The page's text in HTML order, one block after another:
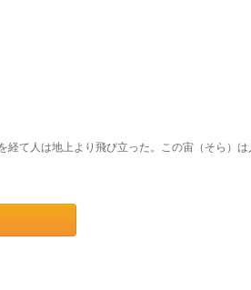
て人は地上より飛び立った。この宙（そら）は